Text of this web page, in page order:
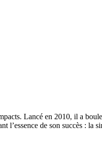
Lancé en 2010, il a
l’essence de son succès : la